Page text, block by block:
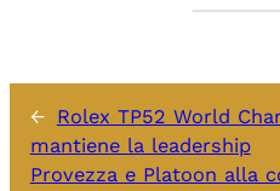
← Rolex TP52 World
mantiene la leadership
Provezza e Platoon alla